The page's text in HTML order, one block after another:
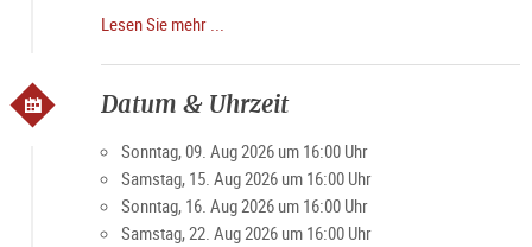
Onlineticket empfohlen:
mozart
Aufgrund beschränkter Teilnehmer:innenzahl
erfragt werden.
Lesen Sie mehr ...
Datum & Uhrzeit
Sonntag, 09. Aug 2026 um 16:00 Uhr
Samstag, 15. Aug 2026 um 16:00 Uhr
Sonntag, 16. Aug 2026 um 16:00 Uhr
Samstag, 22. Aug 2026 um 16:00 Uhr